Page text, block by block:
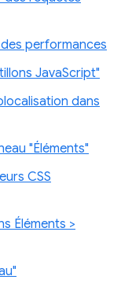
performances
JavaScript"
dans
"Éléments"
CSS
Éléments >